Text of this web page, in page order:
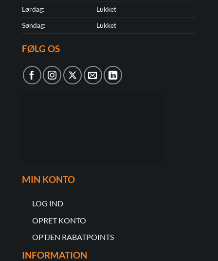
Lørdag:
Lukket
Søndag:
Lukket
FØLG OS
MIN KONTO
LOG IND
OPRET KONTO
OPTJEN RABATPOINTS
INFORMATION